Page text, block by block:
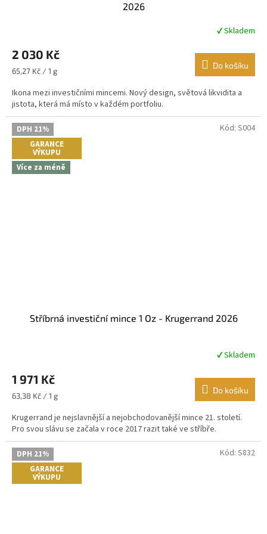
2026
produktu
je
5,0
z
5
hvězdiček.
✔ Skladem
2 030 Kč
Měrná
65,27 Kč / 1 g
Do košíku
Ikona mezi investičními mincemi. Nový design, světová likvidita a
jistota, která má místo v každém portfoliu.
DPH 21%
GARANCE
VÝKUPU
Více za méně
Stříbrná investiční mince 1 Oz - Krugerrand 2026
produktu
je
4,8
z
5
✔ Skladem
1 971 Kč
Měrná
63,38 Kč / 1 g
Do košíku
Krugerrand je nejslavnější a nejobchodovanější mince 21. století.
Pro svou slávu se začala v roce 2017 razit také ve stříbře.
Kód: S004
DPH 21%
GARANCE
VÝKUPU
Kód: S832